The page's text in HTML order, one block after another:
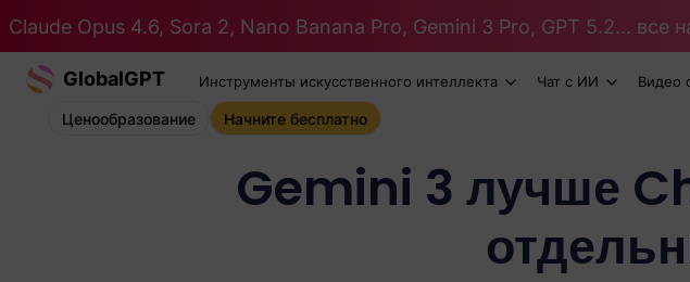
Claude Opus 4.6, Sora 2, Nano Banana Pro, Gemini 3 Pro, GPT 5.2... все
GlobalGPT Инструменты искусственного интеллекта Чат с ИИ Видео
Ценообразование Начните бесплатно
Gemini 3 лучше